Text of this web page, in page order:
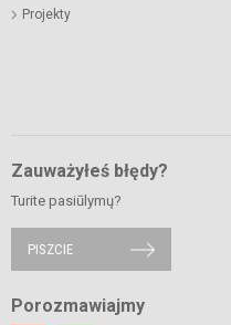
Projekty
Zauważyłeś błędy?
Turite pasiūlymų?
PISZCIE
Porozmawiajmy